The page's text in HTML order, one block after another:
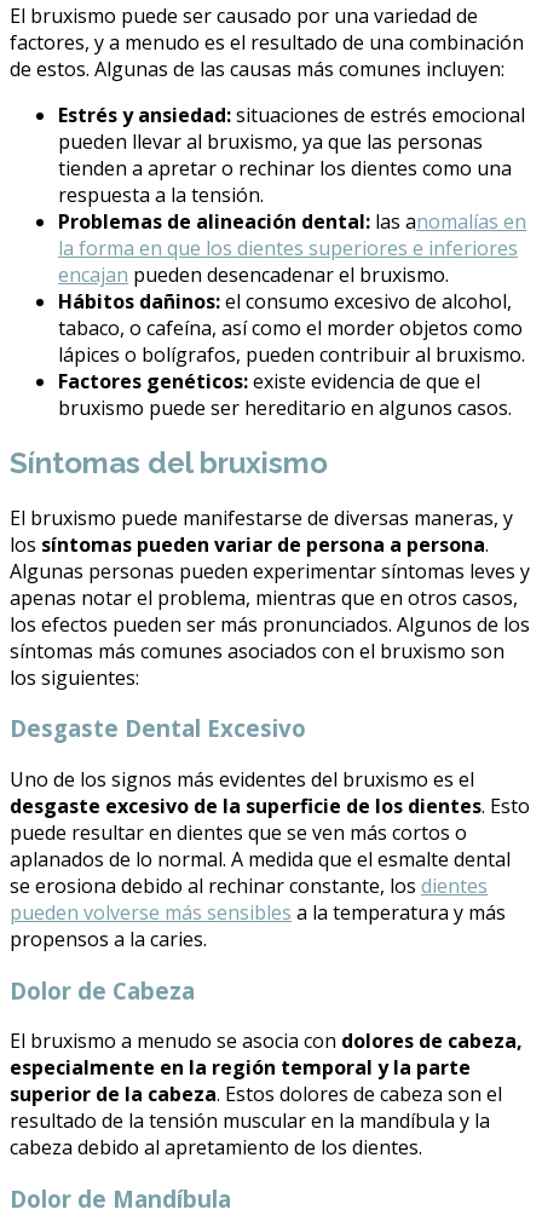
El bruxismo puede ser causado por una variedad de
factores, y a menudo es el resultado de una combinación
de estos. Algunas de las causas más comunes incluyen:
Estrés y ansiedad:situaciones de estrés emocional
pueden llevar al bruxismo, ya que las personas
tienden a apretar o rechinar los dientes como una
respuesta a la tensión.
Problemas de alineación dental: las anomalías en
la forma en que los dientes superiores e inferiores
encajan pueden desencadenar el bruxismo.
Hábitos dañinos:el consumo excesivo de alcohol,
tabaco, o cafeína, así como el morder objetos como
lápices o bolígrafos, pueden contribuir al bruxismo.
Factores genéticos:existe evidencia de que el
bruxismo puede ser hereditario en algunos casos.
Síntomas del bruxismo
El bruxismo puede manifestarse de diversas maneras, y
los síntomas pueden variar de persona a persona.
Algunas personas pueden experimentar síntomas leves y
apenas notar el problema, mientras que en otros casos,
los efectos pueden ser más pronunciados. Algunos de los
síntomas más comunes asociados con el bruxismo son
los siguientes:
Desgaste Dental Excesivo
Uno de los signos más evidentes del bruxismo es el
desgaste excesivo de la superficie de los dientes. Esto
puede resultar en dientes que se ven más cortos o
aplanados de lo normal. A medida que el esmalte dental
se erosiona debido al rechinar constante, los dientes
pueden volverse más sensibles a la temperatura y más
propensos a la caries.
Dolor de Cabeza
El bruxismo a menudo se asocia con dolores de cabeza,
especialmente en la región temporal y la parte
superior de la cabeza. Estos dolores de cabeza son el
resultado de la tensión muscular en la mandíbula y la
cabeza debido al apretamiento de los dientes.
Dolor de Mandíbula